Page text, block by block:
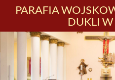
PARAFIA
DUKLI W